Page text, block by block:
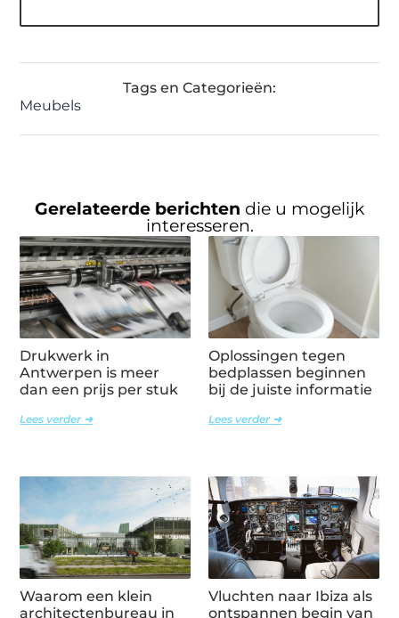
Tags en Categorieën:
Meubels
Gerelateerde berichten die u mogelijk
interesseren.
Drukwerk in
Antwerpen is meer
dan een prijs per stuk
Lees verder ➜
Oplossingen tegen
bedplassen beginnen
bij de juiste informatie
Lees verder ➜
Waarom een klein
architectenbureau in
Vluchten naar Ibiza als
ontspannen begin van